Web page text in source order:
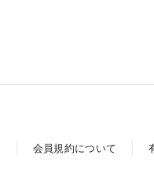
会員規約について